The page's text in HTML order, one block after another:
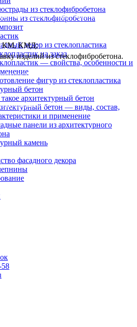
из стеклофибробетона
из стеклофибробетона
декор из стеклопластика
на заказ
— свойства, особенности и
фигур из стеклопластика
бетон
архитектурный бетон
бетон — виды, состав,
и применение
панели из архитектурного
камень
фасадного декора
58
«Элит Фасад» провела
КМ, КМД;
изделий из стеклофибробетона.
шершавая, фактура песчаник,
architects